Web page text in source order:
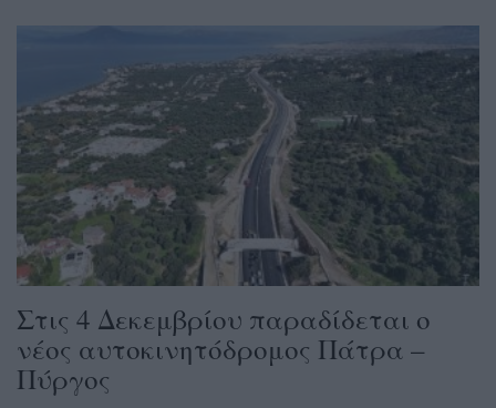
Στις 4 Δεκεμβρίου παραδίδεται ο
νέος αυτοκινητόδρομος Πάτρα –
Πύργος